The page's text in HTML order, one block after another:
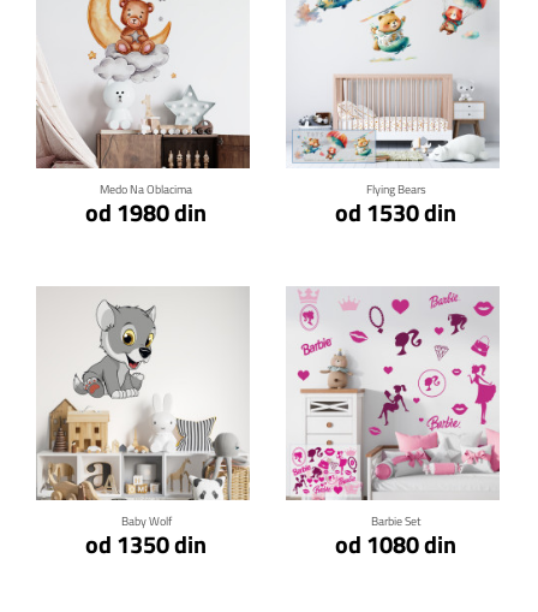
Medo Na Oblacima
od 1980 din
Klikni za detalje
Flying Bears
od 1530 din
Klikni za detalje
Baby Wolf
od 1350 din
Klikni za detalje
Barbie Set
od 1080 din
Klikni za detalje